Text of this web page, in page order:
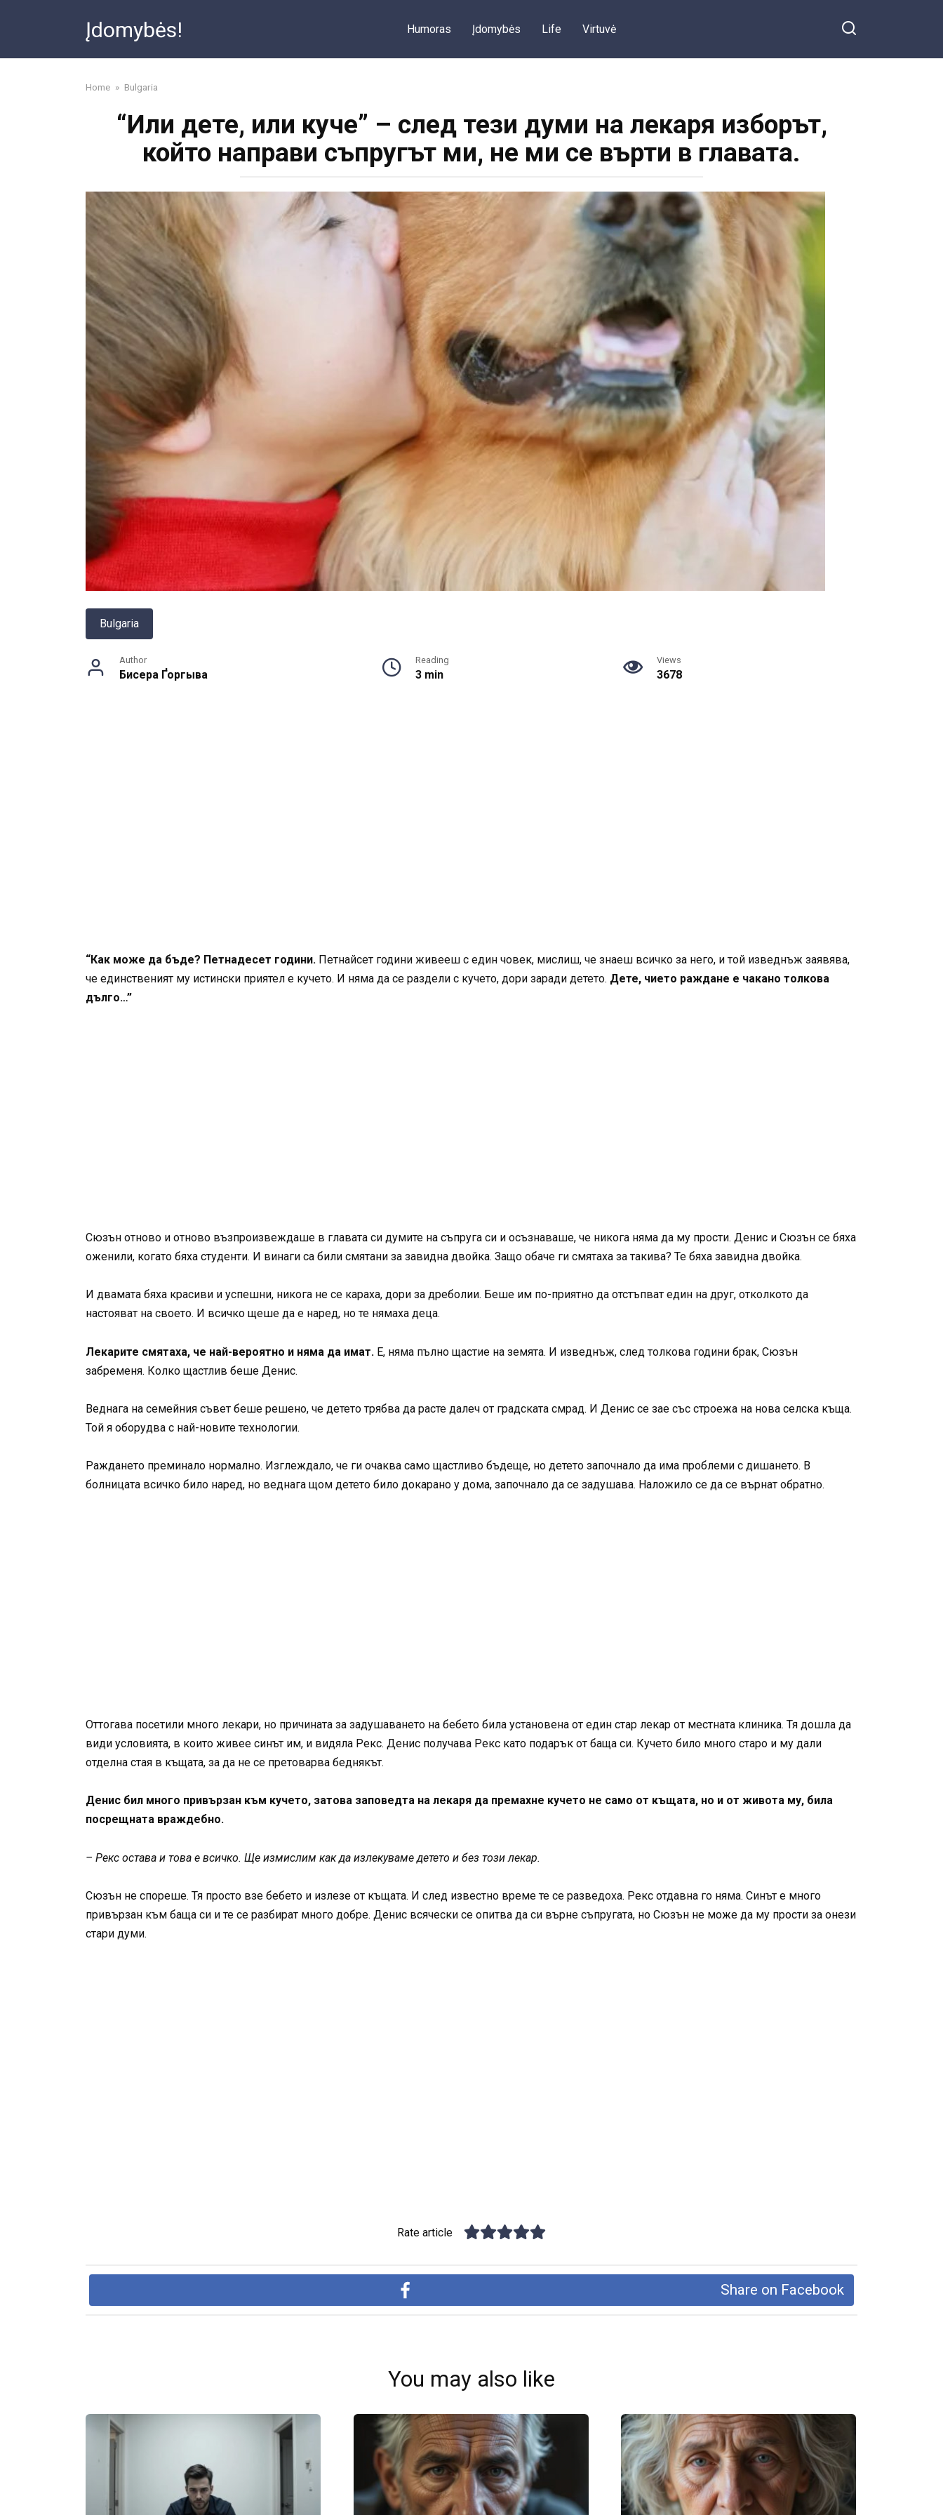
Įdomybės! Humoras Įdomybės Life Virtuvė
Home » Bulgaria
“Или дете, или куче” – след тези думи на лекаря изборът,
който направи съпругът ми, не ми се върти в главата.
Bulgaria
Author
Бисера Ґоргыва
Reading
3 min
Views
3678
“Как може да бъде? Петнадесет години. Петнайсет години живееш с един човек, мислиш, че знаеш всичко за него, и той изведнъж заявява,
че единственият му истински приятел е кучето. И няма да се раздели с кучето, дори заради детето. Дете, чието раждане е чакано толкова
дълго…”
Сюзън отново и отново възпроизвеждаше в главата си думите на съпруга си и осъзнаваше, че никога няма да му прости. Денис и Сюзън се бяха
оженили, когато бяха студенти. И винаги са били смятани за завидна двойка. Защо обаче ги смятаха за такива? Те бяха завидна двойка.
И двамата бяха красиви и успешни, никога не се караха, дори за дреболии. Беше им по-приятно да отстъпват един на друг, отколкото да
настояват на своето. И всичко щеше да е наред, но те нямаха деца.
Лекарите смятаха, че най-вероятно и няма да имат. Е, няма пълно щастие на земята. И изведнъж, след толкова години брак, Сюзън
забременя. Колко щастлив беше Денис.
Веднага на семейния съвет беше решено, че детето трябва да расте далеч от градската смрад. И Денис се зае със строежа на нова селска къща.
Той я оборудва с най-новите технологии.
Раждането преминало нормално. Изглеждало, че ги очаква само щастливо бъдеще, но детето започнало да има проблеми с дишането. В
болницата всичко било наред, но веднага щом детето било докарано у дома, започнало да се задушава. Наложило се да се върнат обратно.
Оттогава посетили много лекари, но причината за задушаването на бебето била установена от един стар лекар от местната клиника. Тя дошла да
види условията, в които живее синът им, и видяла Рекс. Денис получава Рекс като подарък от баща си. Кучето било много старо и му дали
отделна стая в къщата, за да не се претоварва беднякът.
Денис бил много привързан към кучето, затова заповедта на лекаря да премахне кучето не само от къщата, но и от живота му, била
посрещната враждебно.
– Рекс остава и това е всичко. Ще измислим как да излекуваме детето и без този лекар.
Сюзън не спореше. Тя просто взе бебето и излезе от къщата. И след известно време те се разведоха. Рекс отдавна го няма. Синът е много
привързан към баща си и те се разбират много добре. Денис всячески се опитва да си върне съпругата, но Сюзън не може да му прости за онези
стари думи.
Rate article
Share on Facebook
You may also like